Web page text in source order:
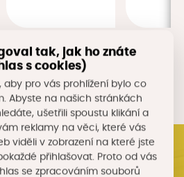
akcí
tak, jak ho znáte
s cookies)
aby pro vás prohlížení bylo co
Abyste na našich stránkách
ušetřili spoustu klikání a
reklamy na věci, které vás
viděli v zobrazení na které jste
přihlašovat. Proto od vás
se zpracováním souborů